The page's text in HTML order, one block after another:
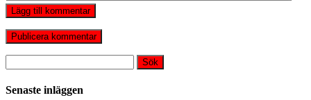
Lägg till kommentar
efter:
Senaste inläggen